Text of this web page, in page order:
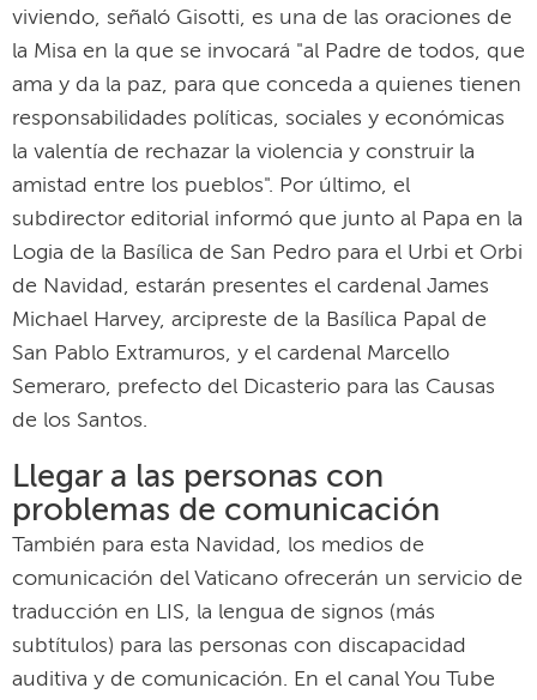
viviendo, señaló Gisotti, es una de las oraciones de
la Misa en la que se invocará "al Padre de todos, que
ama y da la paz, para que conceda a quienes tienen
responsabilidades políticas, sociales y económicas
la valentía de rechazar la violencia y construir la
amistad entre los pueblos". Por último, el
subdirector editorial informó que junto al Papa en la
Logia de la Basílica de San Pedro para el Urbi et Orbi
de Navidad, estarán presentes el cardenal James
Michael Harvey, arcipreste de la Basílica Papal de
San Pablo Extramuros, y el cardenal Marcello
Semeraro, prefecto del Dicasterio para las Causas
de los Santos.
Llegar a las personas con
problemas de comunicación
También para esta Navidad, los medios de
comunicación del Vaticano ofrecerán un servicio de
traducción en LIS, la lengua de signos (más
subtítulos) para las personas con discapacidad
auditiva y de comunicación. En el canal You Tube